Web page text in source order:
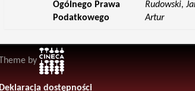
Ogólnego Prawa
Podatkowego
Rudowski,
Artur
Theme by
Deklaracja dostępności